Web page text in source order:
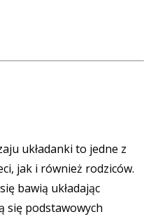
układanki to jedne z
jak i również rodziców.
bawią układając
się podstawowych